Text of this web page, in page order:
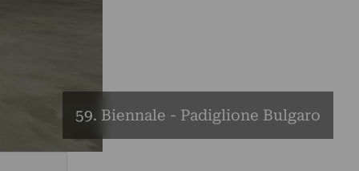
59. Biennale - Padiglione Bulgaro